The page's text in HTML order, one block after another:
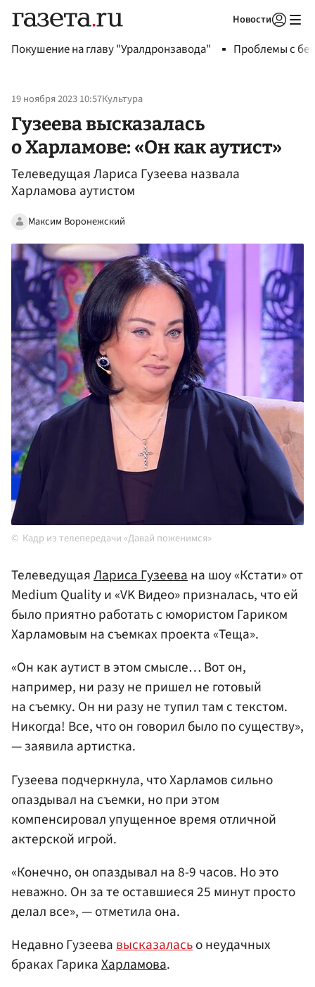
Новости
Покушение на главу "Уралдронзавода" Проблемы с
19 ноября 2023 10:57Культура
Гузеева высказалась
о Харламове: «Он как аутист»
Телеведущая Лариса Гузеева назвала
Харламова аутистом
Максим Воронежский
Кадр из телепередачи «Давай поженимся»
ТелеведущаяЛариса Гузеевана шоу «Кстати» от
Medium Quality и «VK Видео» призналась, что ей
было приятно работать с юмористом Гариком
Харламовым на съемках проекта «Теща».
«Он как аутист в этом смысле… Вот он,
например, ни разу не пришел не готовый
на съемку. Он ни разу не тупил там с текстом.
Никогда! Все, что он говорил было по существу»,
— заявила артистка.
Гузеева подчеркнула, что Харламов сильно
опаздывал на съемки, но при этом
компенсировал упущенное время отличной
актерской игрой.
«Конечно, он опаздывал на 8-9 часов. Но это
неважно. Он за те оставшиеся 25 минут просто
делал все», — отметила она.
Недавно Гузеевавысказаласьо неудачных
браках ГарикаХарламова.